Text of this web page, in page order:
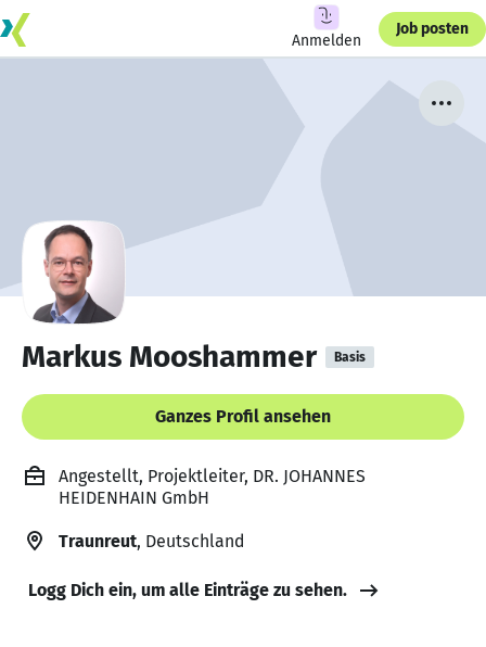
Anmelden
Job posten
Markus Mooshammer Basis
Ganzes Profil ansehen
Angestellt, Projektleiter, DR. JOHANNES
HEIDENHAIN GmbH
Traunreut, Deutschland
Logg Dich ein, um alle Einträge zu sehen.